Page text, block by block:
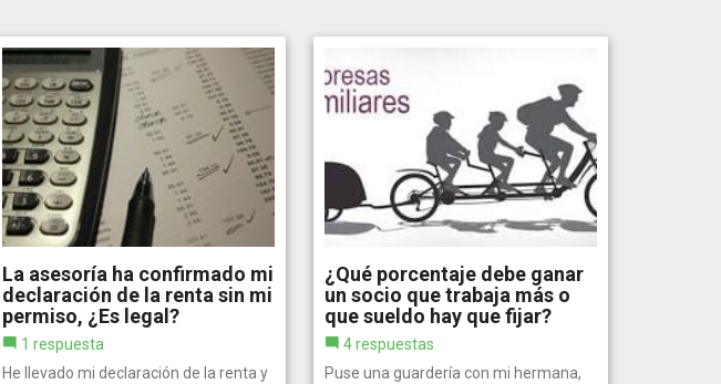
La asesoría ha confirmado mi
declaración de la renta sin mi
permiso, ¿Es legal?
1 respuesta
He llevado mi declaración de la renta y
¿Qué porcentaje debe ganar
un socio que trabaja más o
que sueldo hay que fijar?
4 respuestas
Puse una guardería con mi hermana,